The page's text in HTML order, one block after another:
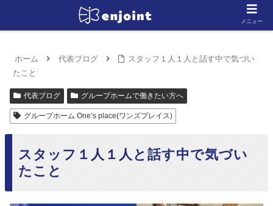
ホーム 代表ブログ
スタッフ１人１人と話す中で気づい
たこと
代表ブログ グループホームで働きたい方へ
グループホーム One’s place(ワンズプレイス)
スタッフ１人１人と話す中で気づい
たこと
メニュー